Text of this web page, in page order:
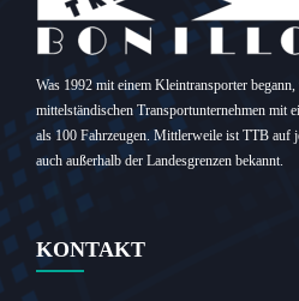
Was 1992 mit einem Kleintransporter
mittelständischen Transportunternehmen mit
als 100 Fahrzeugen. Mittlerweile ist TTB auf
auch außerhalb der Landesgrenzen bekannt.
KONTAKT